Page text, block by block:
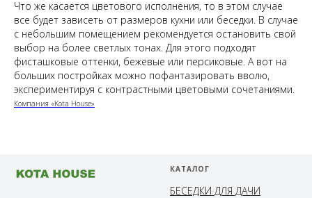
Что же касается цветового исполнения, то в этом случае
все будет зависеть от размеров кухни или беседки. В случае
с небольшим помещением рекомендуется остановить свой
выбор на более светлых тонах. Для этого подходят
фисташковые оттенки, бежевые или персиковые. А вот на
больших постройках можно пофантазировать вволю,
экспериментируя с контрастными цветовыми сочетаниями.
Компания «Kota House»
КАТАЛОГ
БЕСЕДКИ ДЛЯ ДАЧИ